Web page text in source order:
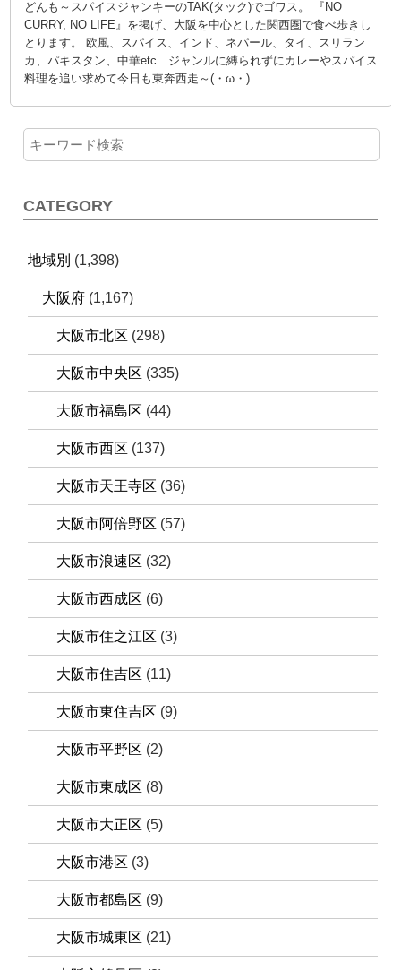
どんも～スパイスジャンキーのTAK(タック)でゴワス。 『NO
CURRY, NO LIFE』を掲げ、大阪を中心とした関西圏で食べ歩きし
とります。 欧風、スパイス、インド、ネパール、タイ、スリラン
カ、パキスタン、中華etc…ジャンルに縛られずにカレーやスパイス
料理を追い求めて今日も東奔西走～(・ω・)
CATEGORY
地域別 (1,398)
大阪府 (1,167)
大阪市北区 (298)
大阪市中央区 (335)
大阪市福島区 (44)
大阪市西区 (137)
大阪市天王寺区 (36)
大阪市阿倍野区 (57)
大阪市浪速区 (32)
大阪市西成区 (6)
大阪市住之江区 (3)
大阪市住吉区 (11)
大阪市東住吉区 (9)
大阪市平野区 (2)
大阪市東成区 (8)
大阪市大正区 (5)
大阪市港区 (3)
大阪市都島区 (9)
大阪市城東区 (21)